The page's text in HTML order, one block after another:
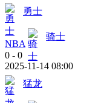
勇士
NBA
骑士
0 - 0
2025-11-14 08:00
猛龙